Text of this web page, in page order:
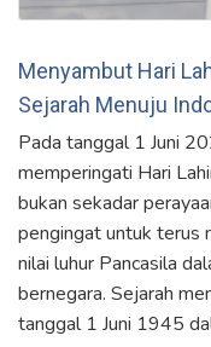
Menyambut Hari
Sejarah Menuju
Pada tanggal 1 Juni
memperingati Hari
bukan sekadar
pengingat untuk terus
nilai luhur Pancasila
bernegara. Sejarah
tanggal 1 Juni 1945